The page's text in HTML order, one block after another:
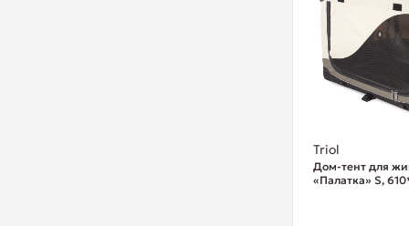
Triol
Дом-тент для
«Палатка» S,